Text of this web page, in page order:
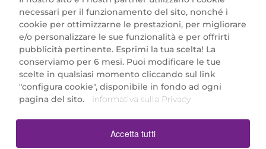
Marionnaud Parfumeries Italia S.r.l.
Largo Fiera Milano 5, 20017 Rho (MI)
REA Milano 1650024 con P.IVA 13425220152.
SCARICA LA NOSTRA APP
necessari per il funzionamento del sito, nonché i
cookie per ottimizzarne le prestazioni, per migliorare
e/o personalizzare le sue funzionalità e per offrirti
pubblicità pertinente. Esprimi la tua scelta! La
conserviamo per 6 mesi. Puoi modificare le tue
scelte in qualsiasi momento cliccando sul link
"configura cookie", disponibile in fondo ad ogni
pagina del sito.
Informativa sulla Privacy
Accetta tutti